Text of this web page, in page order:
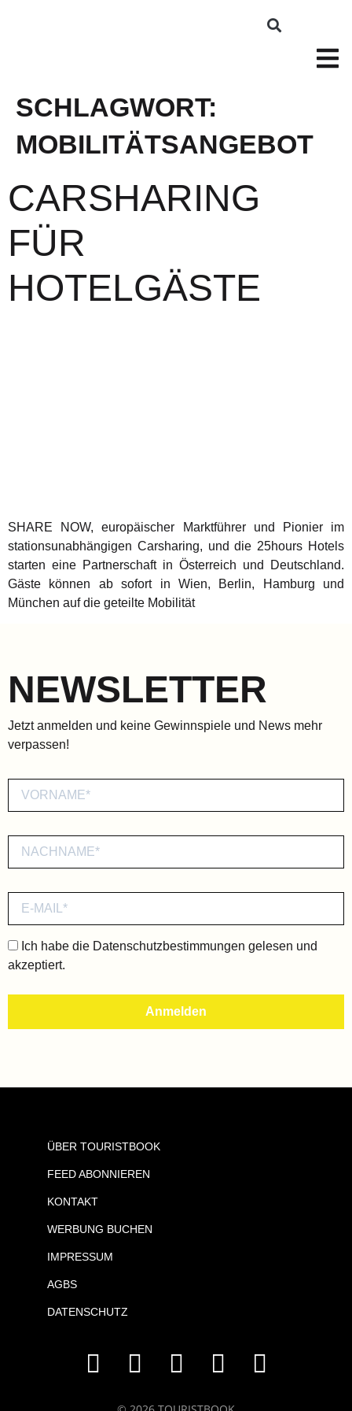
SCHLAGWORT:
MOBILITÄTSANGEBOT
CARSHARING
FÜR
HOTELGÄSTE
SHARE NOW, europäischer Marktführer und Pionier im
stationsunabhängigen Carsharing, und die 25hours Hotels
starten eine Partnerschaft in Österreich und Deutschland.
Gäste können ab sofort in Wien, Berlin, Hamburg und
München auf die geteilte Mobilität
NEWSLETTER
Jetzt anmelden und keine Gewinnspiele und News mehr
verpassen!
Ich habe die Datenschutzbestimmungen gelesen und
akzeptiert.
ÜBER TOURISTBOOK
FEED ABONNIEREN
KONTAKT
WERBUNG BUCHEN
IMPRESSUM
AGBS
DATENSCHUTZ